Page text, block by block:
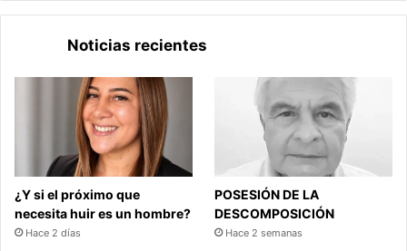
Noticias recientes
¿Y si el próximo que
necesita huir es un hombre?
Hace 2 días
POSESIÓN DE LA
DESCOMPOSICIÓN
Hace 2 semanas